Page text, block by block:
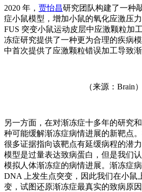
2020 年， 贾怡昌研究团队构建了一种
症小鼠模型，增加小鼠的氧化应激压
FUS 突变小鼠运动皮层中应激颗粒加
冻症研究提供了一种更为合理的疾病
中首次提供了应激颗粒错误加工导致渐
（来源：Brain）
另一方面，在对渐冻症十多年的研究
种可能缓解渐冻症病情进展的新靶点
很多证据指向该靶点有延缓病程的潜
模型是过量表达致病蛋白，但是我们
模拟人体渐冻症的病情进展。渐冻症
DNA 上发生点突变，因此我们在小鼠
变，试图还原渐冻症最真实的致病原